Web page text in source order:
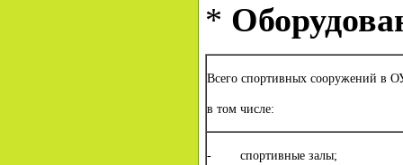
*
Всего спортивных сооружений в
в том числе:
- спортивные залы;